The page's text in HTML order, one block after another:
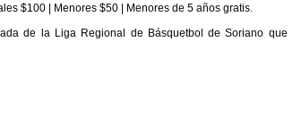
$100 | Menores $50 | Menores de 5 años gratis.
de la Liga Regional de Básquetbol de Soriano que